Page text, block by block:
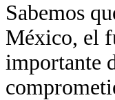
Sabemos
México, el
importante